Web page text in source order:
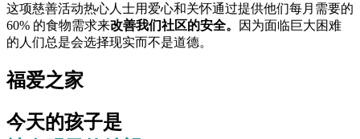
这项慈善活动热心人士用爱心和关怀通过提供他们每月需要的
60% 的食物需求来改善我们社区的安全。
因为面临巨大困难
的人们总是会选择现实而不是道德。
福爱之家
今天的孩子是